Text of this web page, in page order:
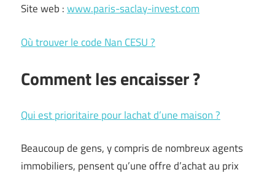
Site web :www.paris-saclay-invest.com
Où trouver le code Nan CESU ?
Comment les encaisser ?
Qui est prioritaire pour lachat d’une maison ?
Beaucoup de gens, y compris de nombreux agents
immobiliers, pensent qu’une offre d’achat au prix